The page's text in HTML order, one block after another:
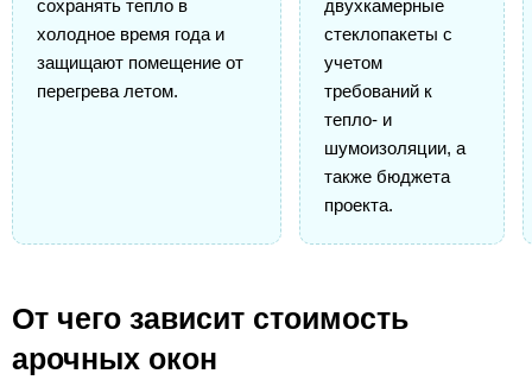
сохранять тепло в
холодное время года и
защищают помещение от
перегрева летом.
двухкамерные
стеклопакеты с
учетом
требований к
тепло- и
шумоизоляции, а
также бюджета
проекта.
От чего зависит стоимость
арочных окон